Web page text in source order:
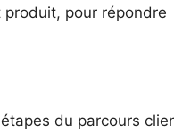
pour répondre
du parcours